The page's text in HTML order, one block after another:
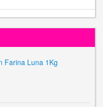
Farina Luna 1Kg